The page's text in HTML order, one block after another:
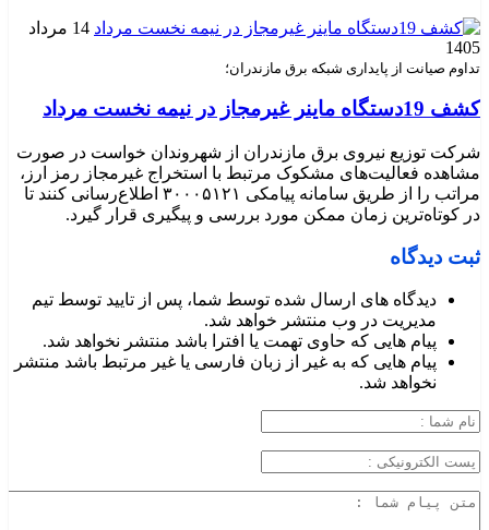
14 مرداد
1405
تداوم صیانت از پایداری شبکه برق مازندران؛
کشف 19دستگاه ماینر غیرمجاز در نیمه نخست مرداد
شرکت توزیع نیروی برق مازندران از شهروندان خواست در صورت
مشاهده فعالیت‌های مشکوک مرتبط با استخراج غیرمجاز رمز ارز،
مراتب را از طریق سامانه پیامکی ۳۰۰۰۵۱۲۱ اطلاع‌رسانی کنند تا
در کوتاه‌ترین زمان ممکن مورد بررسی و پیگیری قرار گیرد.
ثبت دیدگاه
دیدگاه های ارسال شده توسط شما، پس از تایید توسط تیم
مدیریت در وب منتشر خواهد شد.
پیام هایی که حاوی تهمت یا افترا باشد منتشر نخواهد شد.
پیام هایی که به غیر از زبان فارسی یا غیر مرتبط باشد منتشر
نخواهد شد.